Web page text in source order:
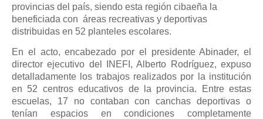
provincias del país, siendo esta región cibaeña la
beneficiada con áreas recreativas y deportivas
distribuidas en 52 planteles escolares.
En el acto, encabezado por el presidente Abinader, el
director ejecutivo del INEFI, Alberto Rodríguez, expuso
detalladamente los trabajos realizados por la institución
en 52 centros educativos de la provincia. Entre estas
escuelas, 17 no contaban con canchas deportivas o
tenían espacios en condiciones completamente